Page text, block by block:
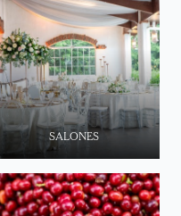
SALONES